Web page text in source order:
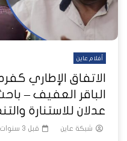
أفلام عاين
الاتفاق الإطاري
الباقر العفيف –
عدلان للاستنارة
شبكة عاين قبل 3 سنوات